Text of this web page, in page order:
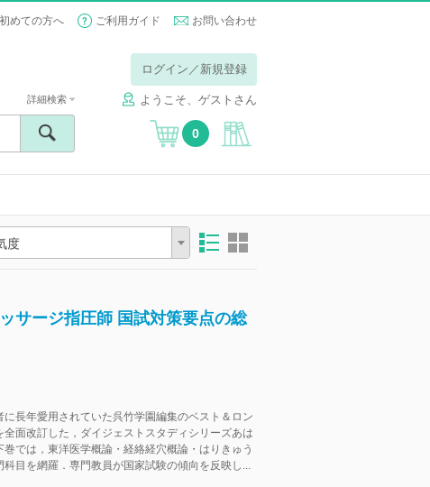
初めての方へ ご利用ガイド お問い合わせ
ログイン／新規登録
ようこそ、ゲストさん
詳細検索
0
度
サージ指圧師 国試対策要点の総
に長年愛用されていた呉竹学園編集のベスト＆ロン
全面改訂した，ダイジェストスタディシリーズあは
巻では，東洋医学概論・経絡経穴概論・はりきゅう
科目を網羅．専門教員が国家試験の傾向を反映し...